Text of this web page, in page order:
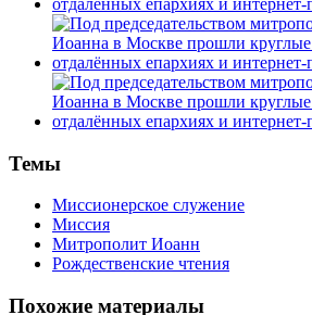
Темы
Миссионерское служение
Миссия
Митрополит Иоанн
Рождественские чтения
Похожие материалы